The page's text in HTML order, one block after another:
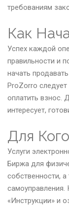
требованиям
Как
Успех каждой
правильности и
начать
ProZorro
оплатить взнос.
интересует,
Для
Услуги
Биржа для
собственности,
«Инструкции» и